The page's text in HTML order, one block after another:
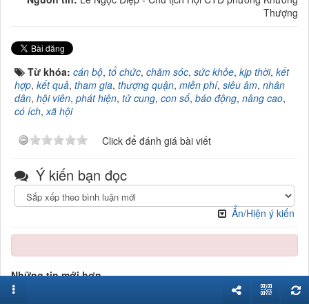
Thượng
Từ khóa: cán bộ, tổ chức, chăm sóc, sức khỏe, kịp thời, kết
hợp, kết quả, tham gia, thượng quận, miễn phí, siêu âm, nhân
dân, hội viên, phát hiện, tử cung, con số, báo động, nâng cao,
có ích,xã hội
Click để đánh giá bài viết
Ý kiến bạn đọc
Ẩn/Hiện ý kiến
Những tin mới hơn
Hội thi tìm hiểu về phong trào Hội Chữ thập đỏ và sơ cấp cứu